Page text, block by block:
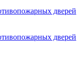
дверей
дверей